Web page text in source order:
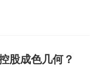
股成色几何？